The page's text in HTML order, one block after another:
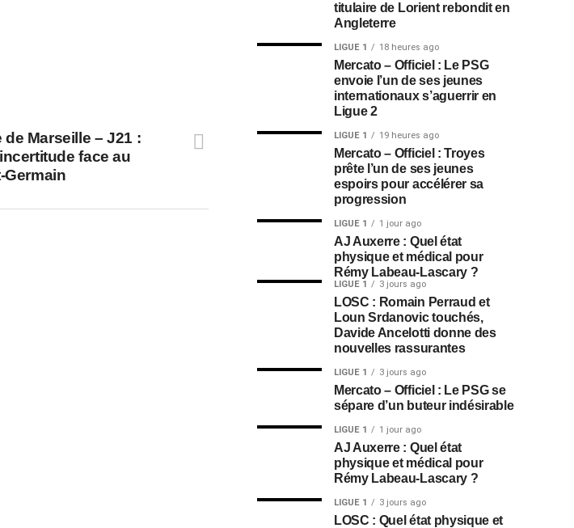
Marseille – J21 :
face au
Germain
titulaire de Lorient rebondit en
Angleterre
LIGUE 1 18 heures ago
Mercato – Officiel : Le PSG
envoie l’un de ses jeunes
internationaux s’aguerrir en
Ligue 2
LIGUE 1 19 heures ago
Mercato – Officiel : Troyes
prête l’un de ses jeunes
espoirs pour accélérer sa
progression
LIGUE 1 1 jour ago
AJ Auxerre : Quel état
physique et médical pour
Rémy Labeau-Lascary ?
LIGUE 1 3 jours ago
LOSC : Romain Perraud et
Loun Srdanovic touchés,
Davide Ancelotti donne des
nouvelles rassurantes
LIGUE 1 3 jours ago
Mercato – Officiel : Le PSG se
sépare d’un buteur indésirable
LIGUE 1 1 jour ago
AJ Auxerre : Quel état
physique et médical pour
Rémy Labeau-Lascary ?
LIGUE 1 3 jours ago
LOSC : Quel état physique et